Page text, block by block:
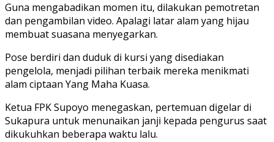
Guna mengabadikan momen itu, dilakukan pemotretan
dan pengambilan video. Apalagi latar alam yang hijau
membuat suasana menyegarkan.
Pose berdiri dan duduk di kursi yang disediakan
pengelola, menjadi pilihan terbaik mereka menikmati
alam ciptaan Yang Maha Kuasa.
Ketua FPK Supoyo menegaskan, pertemuan digelar di
Sukapura untuk menunaikan janji kepada pengurus saat
dikukuhkan beberapa waktu lalu.